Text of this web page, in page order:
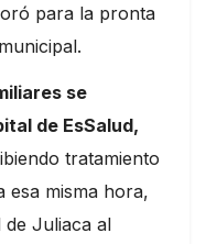
para la pronta
se
de EsSalud,
tratamiento
esa misma hora,
de Juliaca al